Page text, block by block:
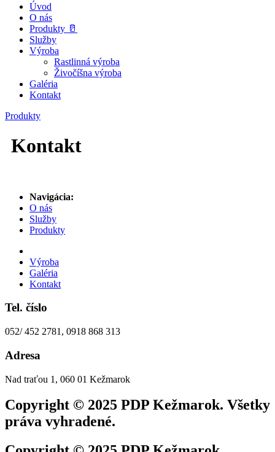
Úvod
O nás
Produkty 🥛
Služby
Výroba
Rastlinná výroba
Živočíšna výroba
Galéria
Kontakt
Produkty
Kontakt
Navigácia:
O nás
Služby
Produkty
Výroba
Galéria
Kontakt
Tel. číslo
052/ 452 2781, 0918 868 313
Adresa
Nad traťou 1, 060 01 Kežmarok
Copyright © 2025 PDP Kežmarok. Všetky
práva vyhradené.